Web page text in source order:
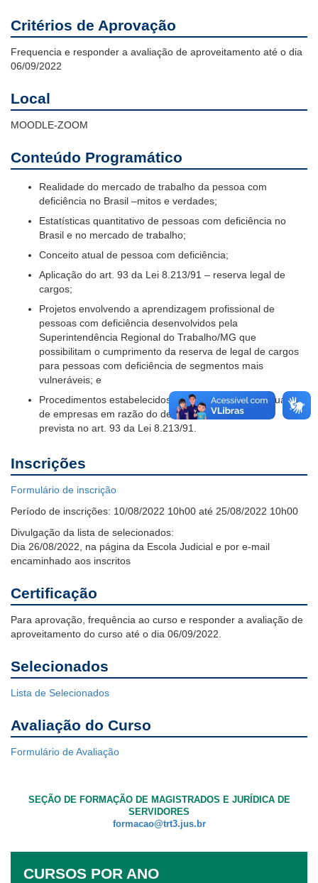
Critérios de Aprovação
Frequencia e responder a avaliação de aproveitamento até o dia
06/09/2022
Local
MOODLE-ZOOM
Conteúdo Programático
Realidade do mercado de trabalho da pessoa com
deficiência no Brasil –mitos e verdades;
Estatísticas quantitativo de pessoas com deficiência no
Brasil e no mercado de trabalho;
Conceito atual de pessoa com deficiência;
Aplicação do art. 93 da Lei 8.213/91 – reserva legal de
cargos;
Projetos envolvendo a aprendizagem profissional de
pessoas com deficiência desenvolvidos pela
Superintendência Regional do Trabalho/MG que
possibilitam o cumprimento da reserva de legal de cargos
para pessoas com deficiência de segmentos mais
vulneráveis; e
Procedimentos estabelecidos para fiscalização e autuação
de empresas em razão do descumprimento da cota
prevista no art. 93 da Lei 8.213/91.
Inscrições
Formulário de inscrição
Período de inscrições: 10/08/2022 10h00 até 25/08/2022 10h00
Divulgação da lista de selecionados:
Dia 26/08/2022, na página da Escola Judicial e por e-mail
encaminhado aos inscritos
Certificação
Para aprovação, frequência ao curso e responder a avaliação de
aproveitamento do curso até o dia 06/09/2022.
Selecionados
Lista de Selecionados
Avaliação do Curso
Formulário de Avaliação
SEÇÃO DE FORMAÇÃO DE MAGISTRADOS E JURÍDICA DE
SERVIDORES
formacao@trt3.jus.br
CURSOS POR ANO